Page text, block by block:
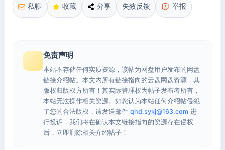
私聊 收藏 分享 失效反馈 举报
免责声明
本站不存储任何实质资源，该帖为网盘用户发布的网盘
链接介绍帖。本文内所有链接指向的云盘网盘资源，其
版权归版权方所有！其实际管理权为帖子发布者所有，
本站无法操作相关资源。如您认为本站任何介绍帖侵犯
了您的合法版权，请发送邮件 qhd.sykj@163.com 进
行投诉，我们将在确认本文链接指向的资源存在侵权
后，立即删除相关介绍帖子！